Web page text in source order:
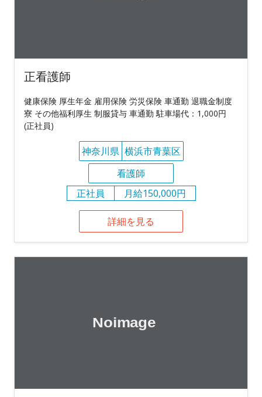
正看護師
健康保険 厚生年金 雇用保険 労災保険 車通勤 退職金制度
寮 その他福利厚生 制服貸与 車通勤 駐車場代：1,000円
(正社員)
神奈川県 横浜市青葉区
看護師
正社員
月給150,000円
詳細を見る